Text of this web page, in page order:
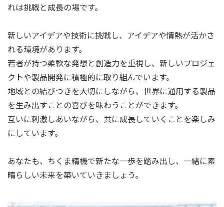
れは挑戦と成長の場です。
新しいアイデアや技術に挑戦し、アイデアや情熱が活かさ
れる環境があります。
若者が持つ柔軟な発想と創造力を重視し、新しいプロジェ
クトや製品開発に積極的に取り組んでいます。
地域との結びつきを大切にしながら、世界に通用する製品
を生み出すことの喜びを味わうことができます。
互いに刺激しあいながら、共に成長していくことを楽しみ
にしています。
あなたも、ちくま精機で新たな一歩を踏み出し、一緒に素
晴らしい未来を築いていきましょう。